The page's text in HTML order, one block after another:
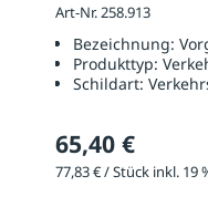
Art-Nr. 258.913
Bezeichnung:
Produkttyp:
Schildart:
65,40 €
77,83 € / Stück inkl. 19